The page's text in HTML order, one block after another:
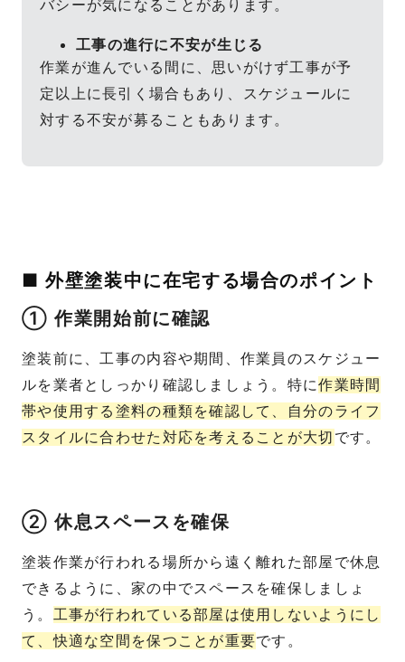
バシーが気になることがあります。
工事の進行に不安が生じる
作業が進んでいる間に、思いがけず工事が予
定以上に長引く場合もあり、スケジュールに
対する不安が募ることもあります。
■ 外壁塗装中に在宅する場合のポイント
① 作業開始前に確認
塗装前に、工事の内容や期間、作業員のスケジュー
ルを業者としっかり確認しましょう。特に作業時間
帯や使用する塗料の種類を確認して、自分のライフ
スタイルに合わせた対応を考えることが大切 です。
② 休息スペースを確保
塗装作業が行われる場所から遠く離れた部屋で休息
できるように、家の中でスペースを確保しましょ
う。 工事が行われている部屋は使用しないようにし
て、快適な空間を保つことが重要です。